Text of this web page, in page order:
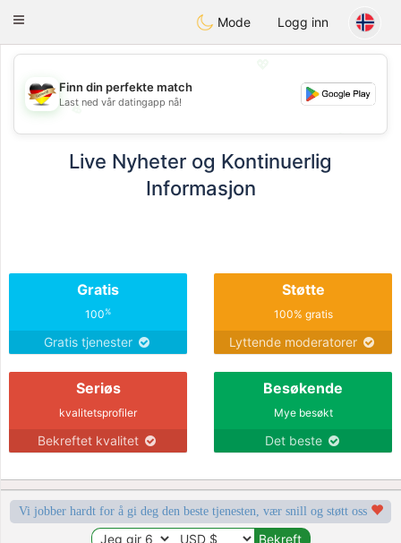
Deutsch Dating
Toggle
Mode Logg inn
💖
💕
💕
Finn din perfekte match
Last ned vår datingapp nå!
Live Nyheter og Kontinuerlig
Informasjon
Gratis
100%
Gratis tjenester
Støtte
100% gratis
Lyttende moderatorer
Seriøs
kvalitetsprofiler
Bekreftet kvalitet
Besøkende
Mye besøkt
Det beste
Vi jobber hardt for å gi deg den beste tjenesten, vær snill og støtt oss